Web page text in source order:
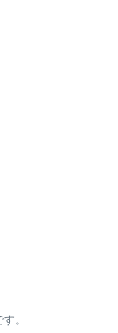
。